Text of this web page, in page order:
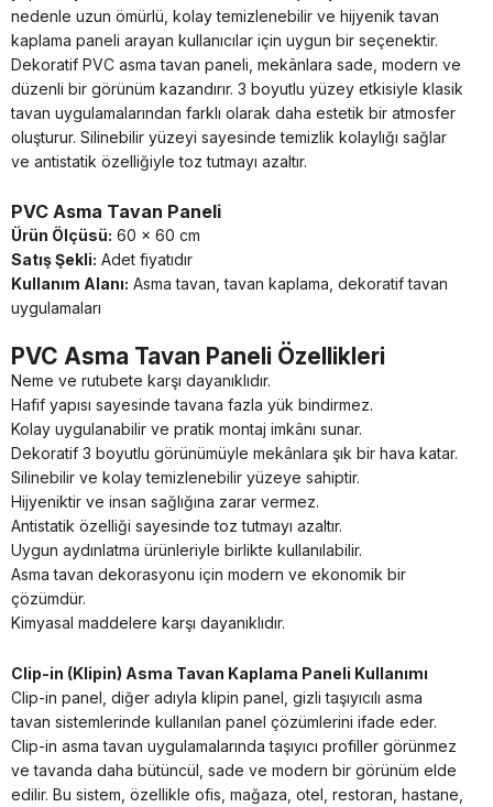
nedenle uzun ömürlü, kolay temizlenebilir ve hijyenik tavan
kaplama paneli arayan kullanıcılar için uygun bir seçenektir.
Dekoratif PVC asma tavan paneli, mekânlara sade, modern ve
düzenli bir görünüm kazandırır. 3 boyutlu yüzey etkisiyle klasik
tavan uygulamalarından farklı olarak daha estetik bir atmosfer
oluşturur. Silinebilir yüzeyi sayesinde temizlik kolaylığı sağlar
ve antistatik özelliğiyle toz tutmayı azaltır.
PVC Asma Tavan Paneli
Ürün Ölçüsü: 60 x 60 cm
Satış Şekli: Adet fiyatıdır
Kullanım Alanı: Asma tavan, tavan kaplama, dekoratif tavan
uygulamaları
PVC Asma Tavan Paneli Özellikleri
Neme ve rutubete karşı dayanıklıdır.
Hafif yapısı sayesinde tavana fazla yük bindirmez.
Kolay uygulanabilir ve pratik montaj imkânı sunar.
Dekoratif 3 boyutlu görünümüyle mekânlara şık bir hava katar.
Silinebilir ve kolay temizlenebilir yüzeye sahiptir.
Hijyeniktir ve insan sağlığına zarar vermez.
Antistatik özelliği sayesinde toz tutmayı azaltır.
Uygun aydınlatma ürünleriyle birlikte kullanılabilir.
Asma tavan dekorasyonu için modern ve ekonomik bir
çözümdür.
Kimyasal maddelere karşı dayanıklıdır.
Clip-in (Klipin) Asma Tavan Kaplama Paneli Kullanımı
Clip-in panel, diğer adıyla klipin panel, gizli taşıyıcılı asma
tavan sistemlerinde kullanılan panel çözümlerini ifade eder.
Clip-in asma tavan uygulamalarında taşıyıcı profiller görünmez
ve tavanda daha bütüncül, sade ve modern bir görünüm elde
edilir. Bu sistem, özellikle ofis, mağaza, otel, restoran, hastane,